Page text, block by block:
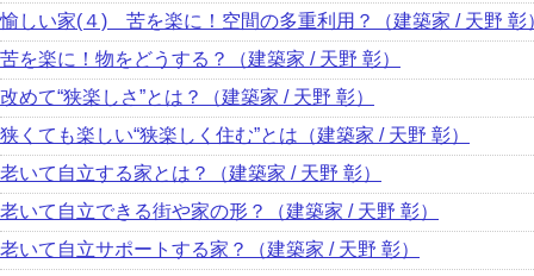
愉しい家(４) 苦を楽に！空間の多重利用？（建築家 / 天野 彰
苦を楽に！物をどうする？（建築家 / 天野 彰）
改めて“狭楽しさ”とは？（建築家 / 天野 彰）
狭くても楽しい“狭楽しく住む”とは（建築家 / 天野 彰）
老いて自立する家とは？（建築家 / 天野 彰）
老いて自立できる街や家の形？（建築家 / 天野 彰）
老いて自立サポートする家？（建築家 / 天野 彰）